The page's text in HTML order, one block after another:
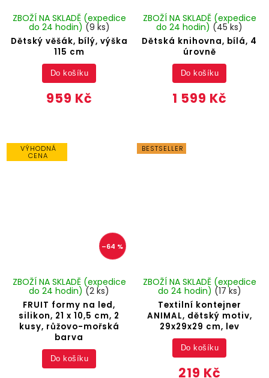
Dětský věšák, bílý, výška
115 cm
ZBOŽÍ NA SKLADĚ (expedice
do 24 hodin) (9 ks)
959 Kč
Do košíku
Dětská knihovna, bílá, 4
úrovně
ZBOŽÍ NA SKLADĚ (expedice
do 24 hodin) (45 ks)
1 599 Kč
Do košíku
VÝHODNÁ
CENA
–64 %
FRUIT formy na led,
silikon, 21 x 10,5 cm, 2
kusy, růžovo-mořská
barva
ZBOŽÍ NA SKLADĚ (expedice
do 24 hodin) (2 ks)
Do košíku
BESTSELLER
Textilní kontejner
ANIMAL, dětský motiv,
29x29x29 cm, lev
ZBOŽÍ NA SKLADĚ (expedice
do 24 hodin) (17 ks)
219 Kč
Do košíku